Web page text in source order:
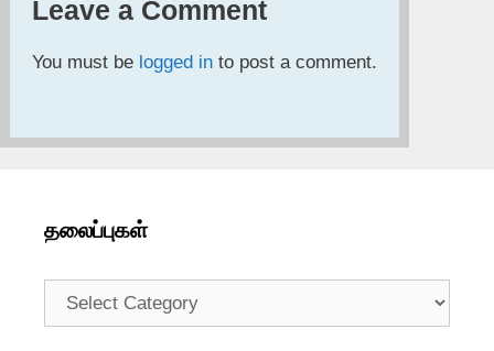
Leave a Comment
You must be logged in to post a comment.
தலைப்புகள்
தலைப்புகள்